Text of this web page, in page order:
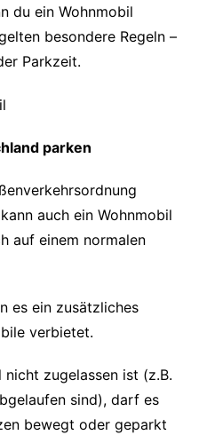
du ein Wohnmobil
besondere Regeln –
Parkzeit.
parken
auch ein Wohnmobil
auf einem normalen
es ein zusätzliches
verbietet.
zugelassen ist (z.B.
sind), darf es
bewegt oder geparkt